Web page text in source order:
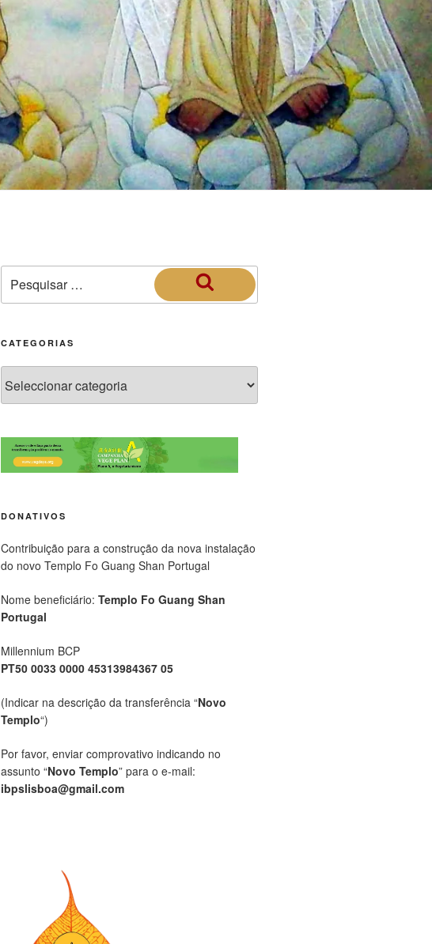
CATEGORIAS
DONATIVOS
Contribuição para a construção da nova instalação
do novo Templo Fo Guang Shan Portugal
Nome beneficiário: Templo Fo Guang Shan
Portugal
Millennium BCP
PT50 0033 0000 45313984367 05
(Indicar na descrição da transferência “Novo
Templo“)
Por favor, enviar comprovativo indicando no
assunto “Novo Templo” para o e-mail:
ibpslisboa@gmail.com